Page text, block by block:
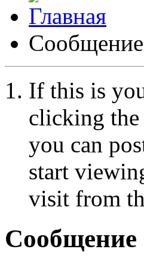
If this is
clicking
you can
start
visit from
Сообщение